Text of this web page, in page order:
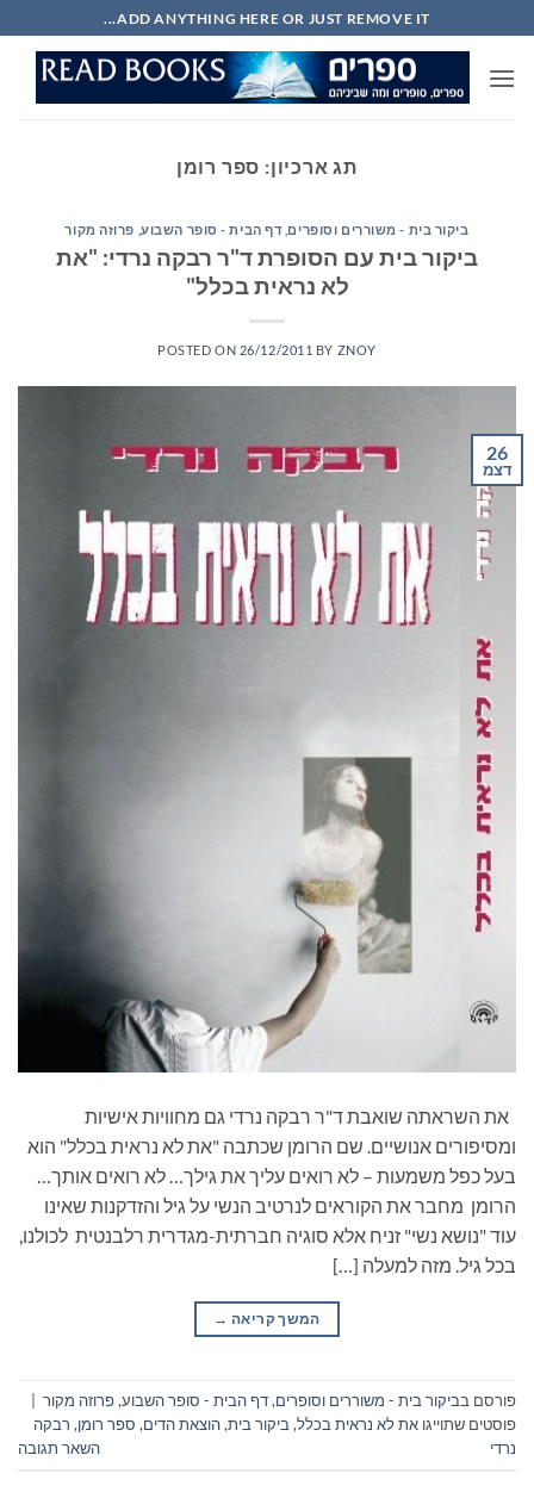
to
content
ADD ANYTHING HERE OR JUST REMOVE IT...
תג ארכיון: ספר רומן
ביקור בית - משוררים וסופרים דף הבית - סופר השבוע, פרוזה מקור
ביקור בית עם הסופרת ד"ר רבקה נרדי: "את
לא נראית בכלל"
POSTED ON 26/12/2011 BY ZNOY
26
דצמ
את השראתה שואבת ד"ר רבקה נרדי גם מחוויות אישיות
ומסיפורים אנושיים. שם הרומן שכתבה "את לא נראית בכלל" הוא
בעל כפל משמעות – לא רואים עליך את גילך… לא רואים אותך…
הרומן מחבר את הקוראים לנרטיב הנשי על גיל והזדקנות שאינו
עוד "נושא נשי" זניח אלא סוגיה חברתית-מגדרית רלבנטית לכולנו,
בכל גיל. מזה למעלה […]
המשך קריאה →
פורסם בביקור בית - משוררים וסופרים,דף הבית - סופר השבוע,פרוזה מקור
פוסטים שתוייגו את לא נראית בכלל, ביקור בית,הוצאת הדים, ספר רומן, רבקה
נרדי
השאר תגובה